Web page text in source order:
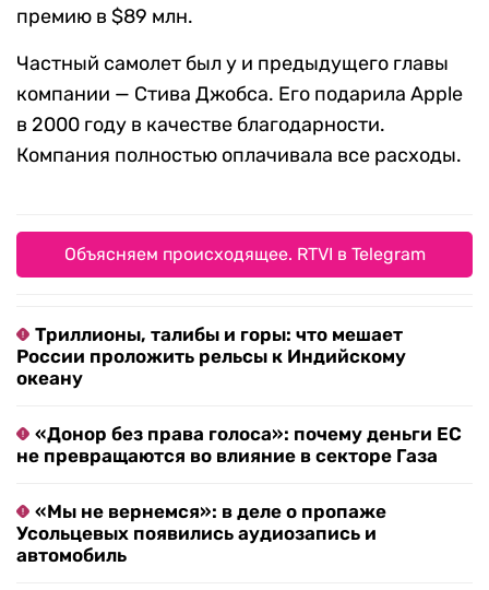
премию в $89 млн.
Частный самолет был у и предыдущего главы
компании — Стива Джобса. Его подарила Apple
в 2000 году в качестве благодарности.
Компания полностью оплачивала все расходы.
Объясняем происходящее. RTVI в Telegram
Триллионы, талибы и горы: что мешает
России проложить рельсы к Индийскому
океану
«Донор без права голоса»: почему деньги ЕС
не превращаются во влияние в секторе Газа
«Мы не вернемся»: в деле о пропаже
Усольцевых появились аудиозапись и
автомобиль